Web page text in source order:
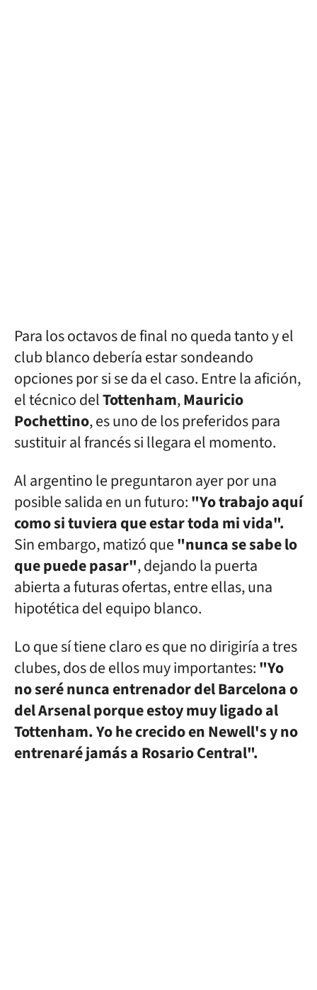
Para los octavos de final no queda tanto y el
club blanco debería estar sondeando
opciones por si se da el caso. Entre la afición,
el técnico delTottenham,Mauricio
Pochettino, es uno de los preferidos para
sustituir al francés si llegara el momento.
Al argentino le preguntaron ayer por una
posible salida en un futuro:"Yo trabajo aquí
como si tuviera que estar toda mi vida".
Sin embargo, matizó que"nunca se sabe lo
que puede pasar", dejando la puerta
abierta a futuras ofertas, entre ellas, una
hipotética del equipo blanco.
Lo que sí tiene claro es que no dirigiría a tres
clubes, dos de ellos muy importantes:"Yo
no seré nunca entrenador del Barcelona o
del Arsenal porque estoy muy ligado al
Tottenham. Yo he crecido en Newell's y no
entrenaré jamás a Rosario Central".